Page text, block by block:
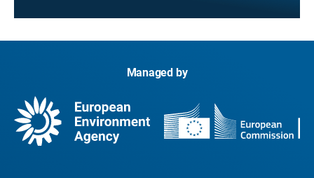
Managed by